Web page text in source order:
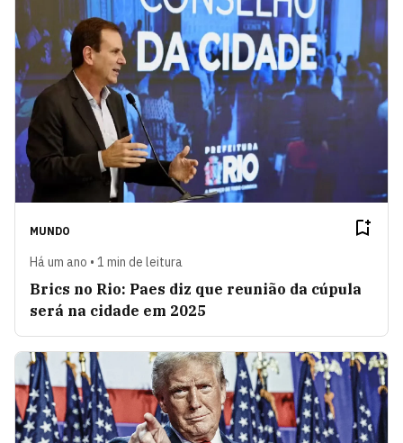
MUNDO
Há um ano • 1 min de leitura
Brics no Rio: Paes diz que reunião da cúpula
será na cidade em 2025